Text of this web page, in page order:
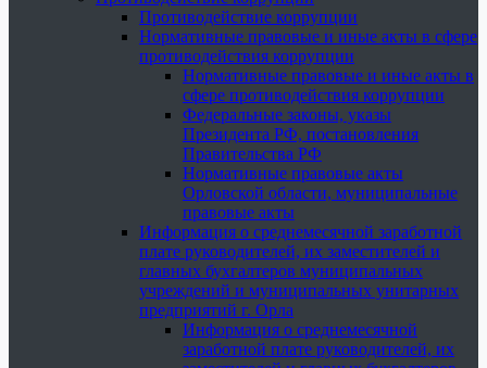
Противодействие коррупции
Нормативные правовые и иные акты в сфере
противодействия коррупции
Нормативные правовые и иные акты в
сфере противодействия коррупции
Федеральные законы, указы
Президента РФ, постановления
Правительства РФ
Нормативные правовые акты
Орловской области, муниципальные
правовые акты
Информация о среднемесячной заработной
плате руководителей, их заместителей и
главных бухгалтеров муниципальных
учреждений и муниципальных унитарных
предприятий г. Орла
Информация о среднемесячной
заработной плате руководителей, их